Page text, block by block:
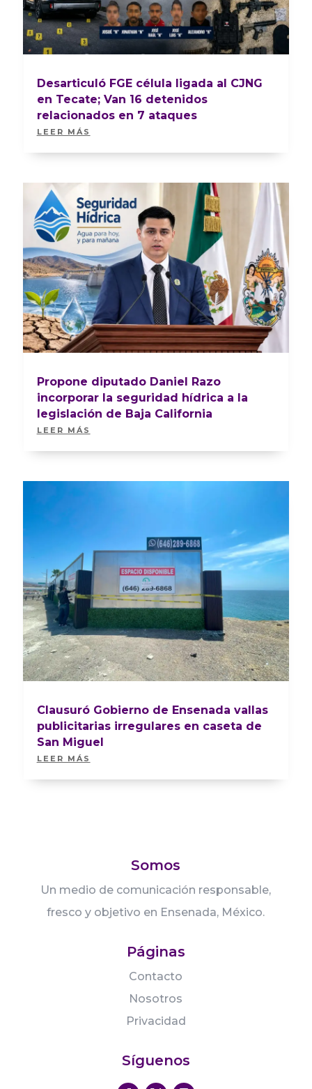
Desarticuló FGE célula ligada al CJNG
en Tecate; Van 16 detenidos
relacionados en 7 ataques
LEER MÁS
Propone diputado Daniel Razo
incorporar la seguridad hídrica a la
legislación de Baja California
LEER MÁS
Clausuró Gobierno de Ensenada vallas
publicitarias irregulares en caseta de
San Miguel
LEER MÁS
Somos
Un medio de comunicación responsable,
fresco y objetivo en Ensenada, México.
Páginas
Contacto
Nosotros
Privacidad
Síguenos